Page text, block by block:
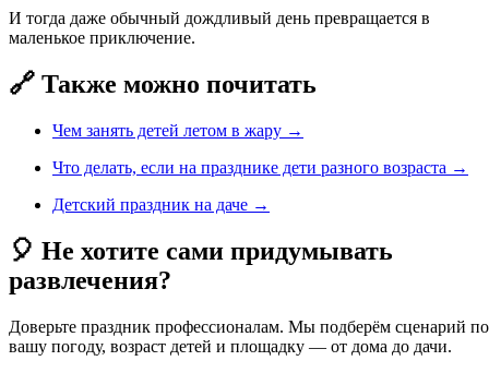
И тогда даже обычный дождливый день превращается в
маленькое приключение.
🔗 Также можно почитать
Чем занять детей летом в жару →
Что делать, если на празднике дети разного возраста →
Детский праздник на даче →
🎈 Не хотите сами придумывать
развлечения?
Доверьте праздник профессионалам. Мы подберём сценарий
вашу погоду, возраст детей и площадку — от дома до дачи.